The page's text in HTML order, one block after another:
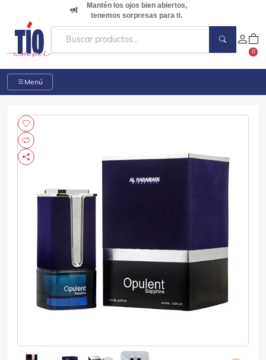
Mantén los ojos bien abiertos,
tenemos sorpresas para ti.
0
Menú